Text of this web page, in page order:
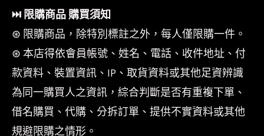
⏭︎ 限購商品 購買須知
⊛ 限購商品，除特別標註之外，每人僅限購一件。
⊛ 本店得依會員帳號、姓名、電話、收件地址、付
款資料、裝置資訊、IP、取貨資料或其他足資辨識
為同一購買人之資訊，綜合判斷是否有重複下單、
借名購買、代購、分拆訂單、提供不實資料或其他
規避限購之情形。